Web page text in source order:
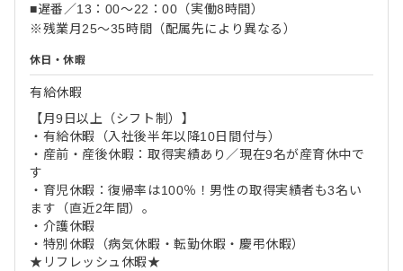
■遅番／13：00～22：00（実働8時間）
※残業月25～35時間（配属先により異なる）
休日・休暇
有給休暇
【月9日以上（シフト制）】
・有給休暇（入社後半年以降10日間付与）
・産前・産後休暇：取得実績あり／現在9名が産育休中で
す
・育児休暇：復帰率は100％！男性の取得実績者も3名い
ます（直近2年間）。
・介護休暇
・特別休暇（病気休暇・転勤休暇・慶弔休暇）
★リフレッシュ休暇★